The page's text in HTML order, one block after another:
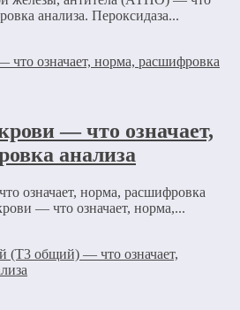
анализа. Пероксидаза...
— что означает,
анализа
означает, норма, расшифровка
— что означает, норма,...